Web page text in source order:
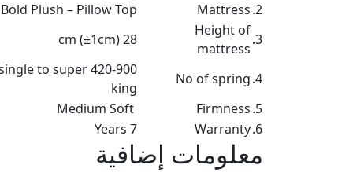
2.
Mattress
Bold Plush – Pillow Top
3.
Height of
mattress
28 cm (±1cm)
4.
No of spring
900 single to super
king
5.
Firmness
6.
Warranty
7 Years
معلومات إضافية